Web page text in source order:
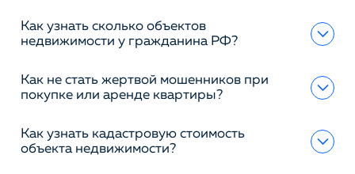
Как узнать сколько объектов
недвижимости у гражданина РФ?
Как не стать жертвой мошенников при
покупке или аренде квартиры?
Как узнать кадастровую стоимость
объекта недвижимости?